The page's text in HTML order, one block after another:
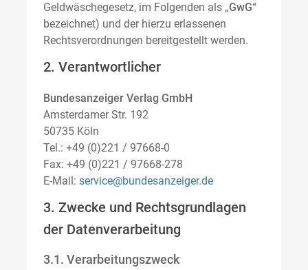
Geldwäschegesetz, im Folgenden als „GwG“
bezeichnet) und der hierzu erlassenen
Rechtsverordnungen bereitgestellt werden.
2. Verantwortlicher
Bundesanzeiger Verlag GmbH
Amsterdamer Str. 192
50735 Köln
Tel.: +49 (0)221 / 97668-0
Fax: +49 (0)221 / 97668-278
E-Mail: service@bundesanzeiger.de
3. Zwecke und Rechtsgrundlagen
der Datenverarbeitung
3.1. Verarbeitungszweck